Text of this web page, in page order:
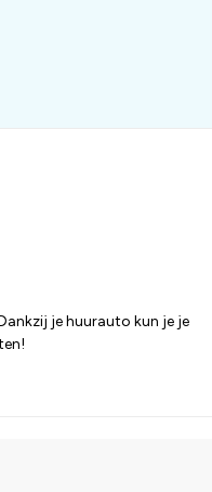
je huurauto kun je je